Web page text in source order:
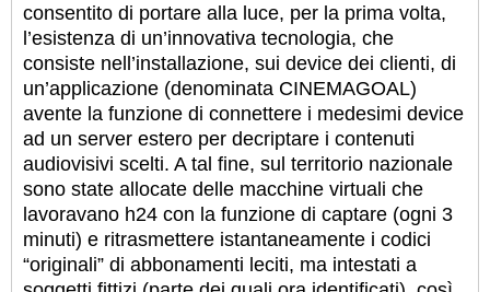
consentito di portare alla luce, per la prima volta,
l’esistenza di un’innovativa tecnologia, che
consiste nell’installazione, sui device dei clienti, di
un’applicazione (denominata CINEMAGOAL)
avente la funzione di connettere i medesimi device
ad un server estero per decriptare i contenuti
audiovisivi scelti. A tal fine, sul territorio nazionale
sono state allocate delle macchine virtuali che
lavoravano h24 con la funzione di captare (ogni 3
minuti) e ritrasmettere istantaneamente i codici
“originali” di abbonamenti leciti, ma intestati a